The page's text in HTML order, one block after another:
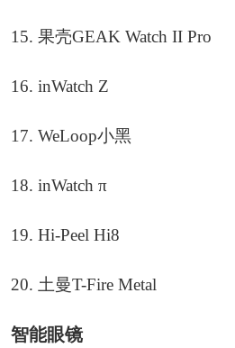
15. 果壳GEAK Watch II Pro
16. inWatch Z
17. WeLoop小黑
18. inWatch π
19. Hi-Peel Hi8
20. 土曼T-Fire Metal
智能眼镜